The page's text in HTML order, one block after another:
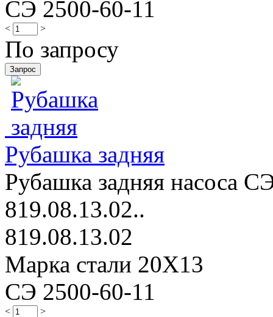
СЭ 2500-60-11
< >
По запросу
Рубашка задняя
Рубашка задняя насоса
819.08.13.02..
819.08.13.02
Марка стали 20Х13
СЭ 2500-60-11
< >